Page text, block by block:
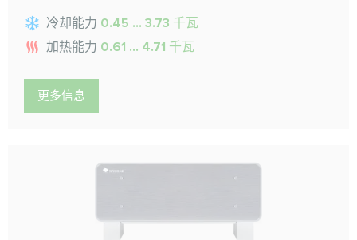
冷却能力 0.45 ... 3.73 千瓦
加热能力 0.61 ... 4.71 千瓦
更多信息